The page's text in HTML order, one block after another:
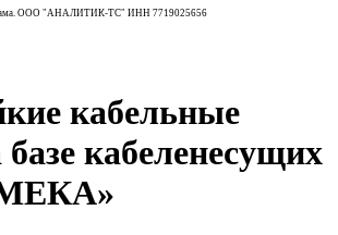
ООО "АНАЛИТИК-ТС" ИНН 7719025656
кабельные
кабеленесущих